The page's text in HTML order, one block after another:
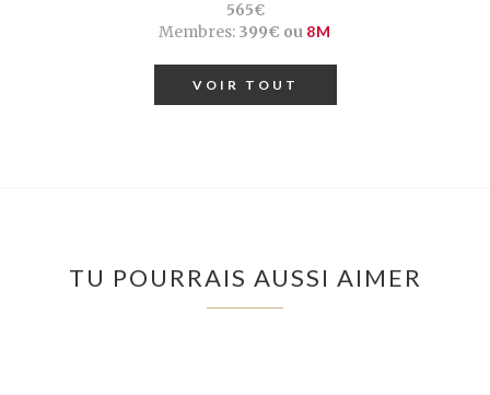
565€
Membres: 399€ ou 8M
VOIR TOUT
TU POURRAIS AUSSI AIMER